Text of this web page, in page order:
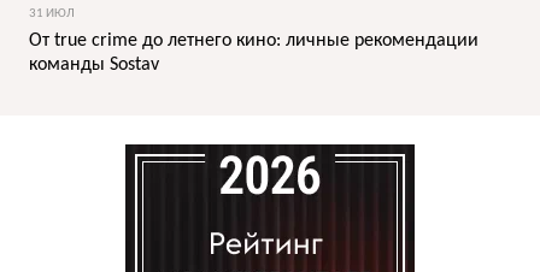
31 ИЮЛ
От true crime до летнего кино: личные рекомендации
команды Sostav